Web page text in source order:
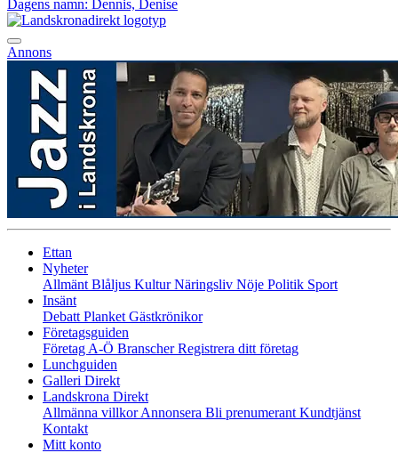
Dagens namn: Dennis, Denise
Annons
Ettan
Nyheter
Allmänt Blåljus KulturNäringsliv Nöje Politik Sport
Insänt
Debatt Planket Gästkrönikor
Företagsguiden
Företag A-Ö BranscherRegistrera ditt företag
Lunchguiden
Galleri Direkt
Landskrona Direkt
Allmänna villkorAnnonsera Bli prenumerant Kundtjänst
Kontakt
Mitt konto